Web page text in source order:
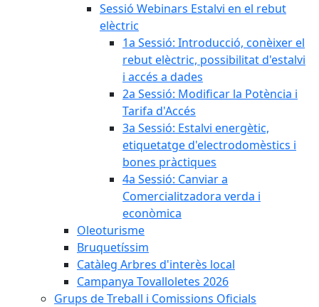
Sessió Webinars Estalvi en el rebut
elèctric
1a Sessió: Introducció, conèixer el
rebut elèctric, possibilitat d'estalvi
i accés a dades
2a Sessió: Modificar la Potència i
Tarifa d'Accés
3a Sessió: Estalvi energètic,
etiquetatge d'electrodomèstics i
bones pràctiques
4a Sessió: Canviar a
Comercialitzadora verda i
econòmica
Oleoturisme
Bruquetíssim
Catàleg Arbres d'interès local
Campanya Tovalloletes 2026
Grups de Treball i Comissions Oficials